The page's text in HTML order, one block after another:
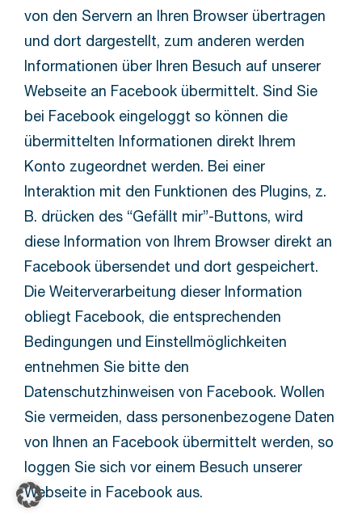
von den Servern an Ihren Browser übertragen
und dort dargestellt, zum anderen werden
Informationen über Ihren Besuch auf unserer
Webseite an Facebook übermittelt. Sind Sie
bei Facebook eingeloggt so können die
übermittelten Informationen direkt Ihrem
Konto zugeordnet werden. Bei einer
Interaktion mit den Funktionen des Plugins, z.
B. drücken des “Gefällt mir”-Buttons, wird
diese Information von Ihrem Browser direkt an
Facebook übersendet und dort gespeichert.
Die Weiterverarbeitung dieser Information
obliegt Facebook, die entsprechenden
Bedingungen und Einstellmöglichkeiten
entnehmen Sie bitte den
Datenschutzhinweisen von Facebook. Wollen
Sie vermeiden, dass personenbezogene Daten
von Ihnen an Facebook übermittelt werden, so
loggen Sie sich vor einem Besuch unserer
Webseite in Facebook aus.